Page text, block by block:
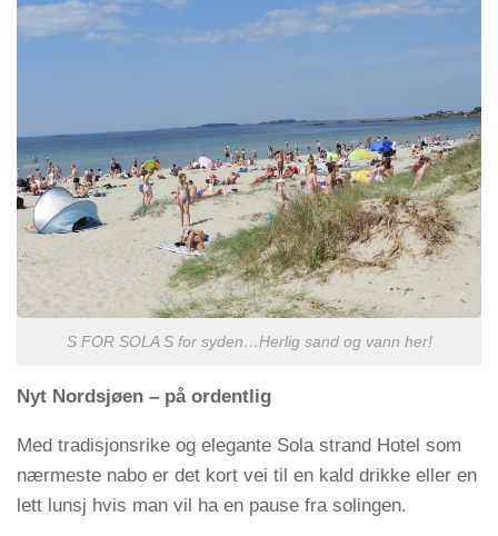
S FOR SOLA S for syden…Herlig sand og vann her!
Nyt Nordsjøen – på ordentlig
Med tradisjonsrike og elegante Sola strand Hotel som
nærmeste nabo er det kort vei til en kald drikke eller en
lett lunsj hvis man vil ha en pause fra solingen.